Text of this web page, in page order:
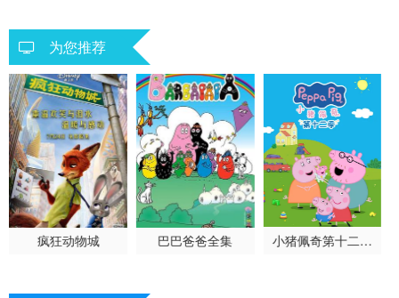
为您推荐
疯狂动物城 巴巴爸爸全集
小猪佩奇第十二季